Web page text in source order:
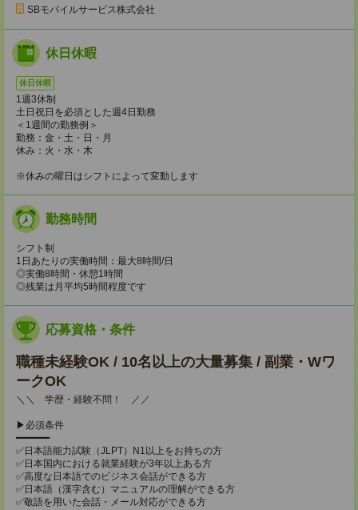
SBモバイルサービス株式会社
休日休暇
休日休暇
1週3休制
土日祝日を必須とした週4日勤務
＜1週間の勤務例＞
勤務：金・土・日・月
休み：火・水・木
※休みの曜日はシフトによって変動します
勤務時間
シフト制
1日あたりの実働時間：最大8時間/日
◎実働8時間・休憩1時間
◎残業は月平均5時間程度です
応募資格・条件
職種未経験OK / 10名以上の大量募集 / 副業・Wワ
ークOK
＼＼ 学歴・経験不問！ ／／
▶必須条件
━━━━━━
✅日本語能力試験（JLPT）N1以上をお持ちの方
✅日本国内における就業経験が3年以上ある方
✅高度な日本語でのビジネス会話ができる方
✅日本語（漢字含む）マニュアルの理解ができる方
✅敬語を用いた会話・メール対応ができる方